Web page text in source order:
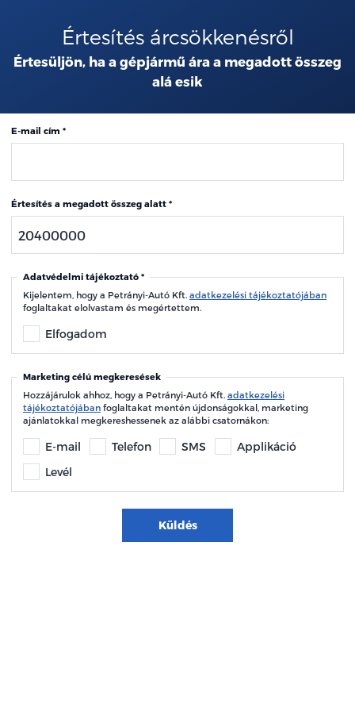
Értesítés árcsökkenésről
Értesüljön, ha a gépjármű ára a megadott összeg
alá esik
E-mail cím
Értesítés a megadott összeg alatt
Adatvédelmi tájékoztató
Kijelentem, hogy a Petrányi-Autó Kft. adatkezelési tájékoztatójában
foglaltakat elolvastam és megértettem.
Elfogadom
Marketing célú megkeresések
Hozzájárulok ahhoz, hogy a Petrányi-Autó Kft. adatkezelési
tájékoztatójában foglaltakat mentén újdonságokkal, marketing
ajánlatokkal megkereshessenek az alábbi csatornákon:
E-mail Telefon SMS
Applikáció
Levél
Küldés